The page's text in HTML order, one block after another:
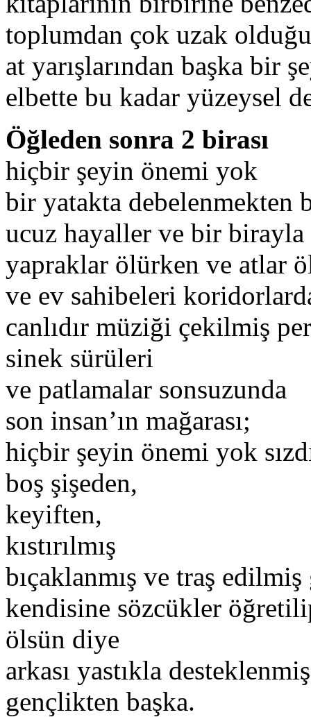
toplumdan çok uzak
at yarışlarından başka bir
elbette bu kadar yüzeysel
Öğleden sonra 2 birası
hiçbir şeyin önemi yok
bir yatakta debelenmekten
ucuz hayaller ve bir birayla
yapraklar ölürken ve atlar
ve ev sahibeleri
canlıdır müziği çekilmiş
sinek sürüleri
ve patlamalar sonsuzunda
son insan’ın mağarası;
hiçbir şeyin önemi yok
boş şişeden,
keyiften,
kıstırılmış
bıçaklanmış ve traş
kendisine sözcükler
ölsün diye
arkası yastıkla desteklenmiş
gençlikten başka.